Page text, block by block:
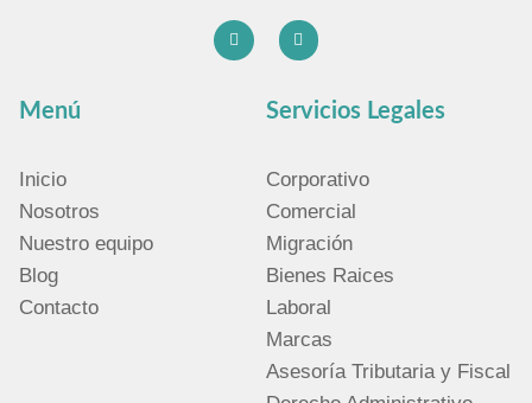
Menú
Inicio
Nosotros
Nuestro equipo
Blog
Contacto
Servicios Legales
Corporativo
Comercial
Migración
Bienes Raices
Laboral
Marcas
Asesoría Tributaria y Fiscal